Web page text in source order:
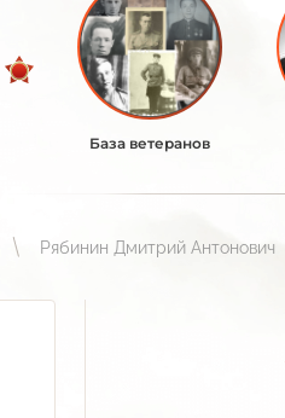
База ветеранов
Рябинин Дмитрий Антонович